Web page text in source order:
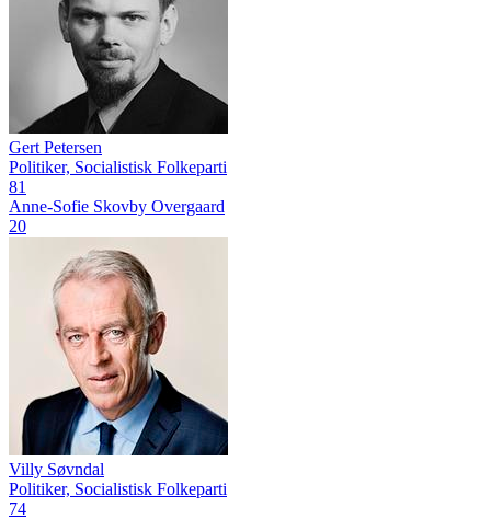
Gert Petersen
Politiker, Socialistisk Folkeparti
81
Anne-Sofie Skovby Overgaard
20
Villy Søvndal
Politiker, Socialistisk Folkeparti
74